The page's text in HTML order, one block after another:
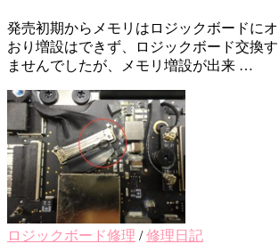
発売初期からメモリはロジックボードに
おり増設はできず、ロジックボード交換
ませんでしたが、メモリ増設が出来 …
ロジックボード修理 /修理日記